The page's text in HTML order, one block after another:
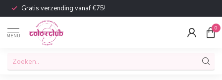
Gratis verzending vanaf €75!
MENU
0